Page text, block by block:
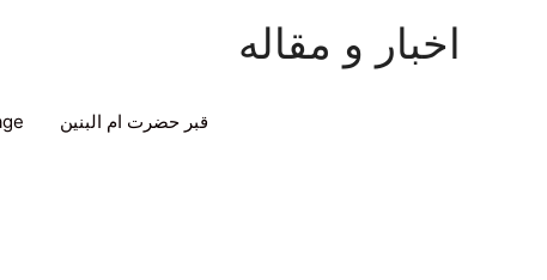
اخبار و مقاله
قبر حضرت ام البنین